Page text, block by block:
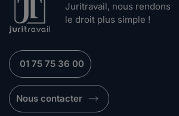
Juritravail, nous rendons
le droit plus simple !
01 75 75 36 00
Nous contacter